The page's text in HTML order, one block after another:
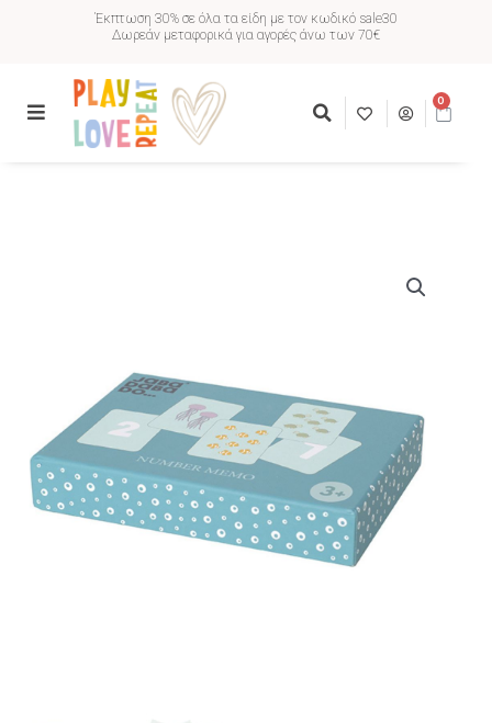
Έκπτωση 30% σε όλα τα είδη με τον κωδικό sale30
Δωρεάν μεταφορικά για αγορές άνω των 70€
0